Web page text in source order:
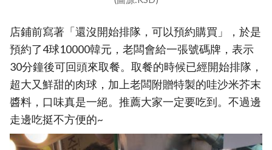
店鋪前寫著「還沒開始排隊，可以預約購買」，於是
預約了4球10000韓元，老闆會給一張號碼牌，表示
30分鐘後可回頭來取餐。取餐的時候已經開始排隊，
超大又鮮甜的肉球，加上老闆附贈特製的哇沙米芥末
醬料，口味真是一絕。推薦大家一定要吃到。不過邊
走邊吃挺不方便的~